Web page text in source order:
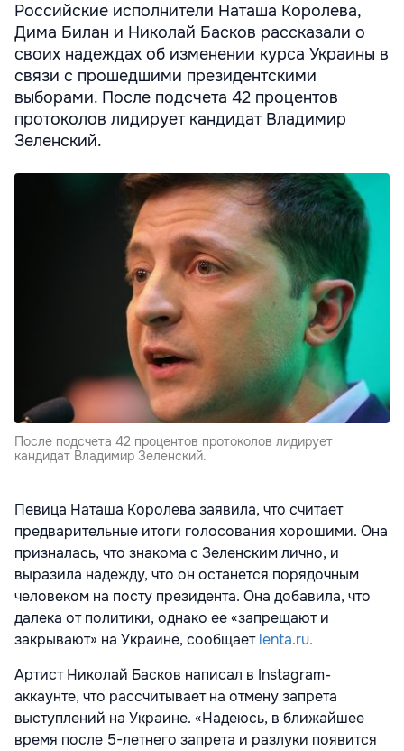
Российские исполнители Наташа Королева,
Дима Билан и Николай Басков рассказали о
своих надеждах об изменении курса Украины в
связи с прошедшими президентскими
выборами. После подсчета 42 процентов
протоколов лидирует кандидат Владимир
Зеленский.
После подсчета 42 процентов протоколов лидирует
кандидат Владимир Зеленский.
Певица Наташа Королева заявила, что считает
предварительные итоги голосования хорошими. Она
призналась, что знакома с Зеленским лично, и
выразила надежду, что он останется порядочным
человеком на посту президента. Она добавила, что
далека от политики, однако ее «запрещают и
закрывают» на Украине, сообщаетlenta.ru.
Артист Николай Басков написал в Instagram-
аккаунте, что рассчитывает на отмену запрета
выступлений на Украине. «Надеюсь, в ближайшее
время после 5-летнего запрета и разлуки появится